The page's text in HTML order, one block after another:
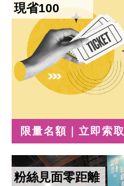
現省100
限量名額｜立即索取
粉絲見面零距離